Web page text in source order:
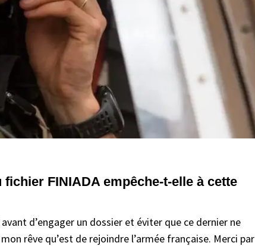
FINIADA empêche-t-elle à cette
d’engager un dossier et éviter que ce dernier ne
rêve qu’est de rejoindre l’armée française. Merci par